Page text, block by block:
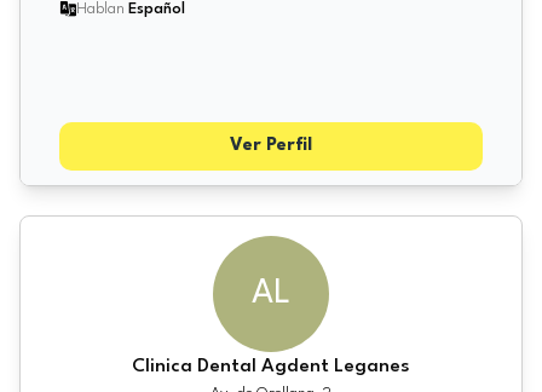
Hablan Español
Ver Perfil
AL
Clinica Dental Agdent Leganes